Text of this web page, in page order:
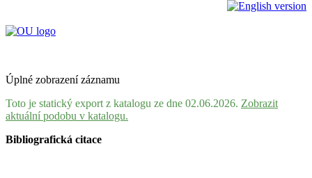
Úplné zobrazení záznamu
Toto je statický export z katalogu ze dne 02.06.2026. Zobrazit
aktuální podobu v katalogu.
Bibliografická citace